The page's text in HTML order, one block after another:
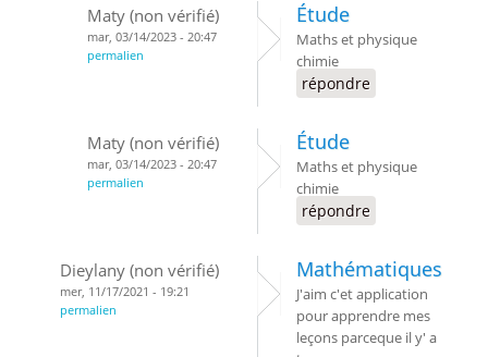
Maty (non vérifié)
mar, 03/14/2023 - 20:47
permalien
Étude
Maths et physique
chimie
répondre
Maty (non vérifié)
mar, 03/14/2023 - 20:47
permalien
Étude
Maths et physique
chimie
répondre
Dieylany (non vérifié)
mer, 11/17/2021 - 19:21
permalien
Mathématiques
J'aim c'et application
pour apprendre mes
leçons parceque il y' a